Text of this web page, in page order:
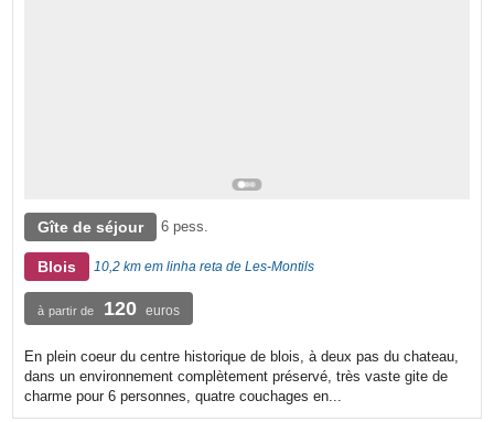
Gîte de séjour 6 pess.
Blois 10,2 km em linha reta de Les-Montils
à partir de 120 euros
En plein coeur du centre historique de blois, à deux pas du chateau,
dans un environnement complètement préservé, très vaste gite de
charme pour 6 personnes, quatre couchages en...